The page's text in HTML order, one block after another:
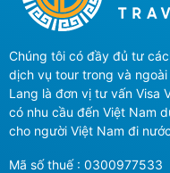
Chúng tôi có đầy đủ tư
dịch vụ tour trong và ngoài
Lang là đơn vị tư vấn Visa
có nhu cầu đến Việt Nam
cho người Việt Nam đi
Mã số thuế : 0300977533